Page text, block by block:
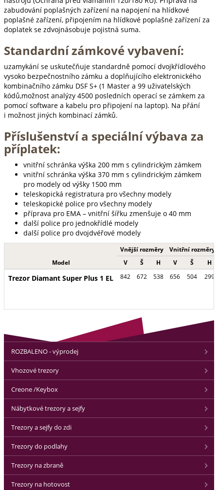
zabudování poplašných zařízení na napojení na hlídkové
poplašné zařízení, připojením na hlídkové poplašné zařízení za
doplatek se zdvojnásobuje pojistná suma.
Standardní zámkové vybavení:
uzamykání se uskutečňuje standardně pomocí dvojkřídlového
vysoko bezpečnostního zámku a doplňujícího elektronického
kombinačního zámku DSF S+ (1 Master a 99 uživatelských
kódů,možnost analýzy 4500 posledních operací se zámkem za
pomocí software a kabelu pro připojení na laptop). Na přání
i možnost jiných kombinací zámků.
Příslušenství a speciální výbava za
příplatek:
vnitřní schránka výška 200 mm s cylindrickým zámkem
vnitřní schránka výška 370 mm s cylindrickým zámkem
pro modely od výšky 1500 mm
teleskopická registratura pro všechny modely
teleskopické police pro všechny modely
příprava pro EMA – vnitřní šířku zmenšuje o 40 mm
další police pro jednokřídlé modely
další police pro dvojdvéřové modely
Model
Vnější rozměry
Vnitřní rozměry
V
Š H V Š H
Trezor Diamant Super Plus 1 EL 842 672 538 656 504 299
ROZBALENO - výprodej
Vhozové trezory
Creone /Keybox
Nábytkové trezory a sejfy
Trezory a sejfy do zdi
Trezory do podlahy
Trezory na zbraně
Trezory na hotovost